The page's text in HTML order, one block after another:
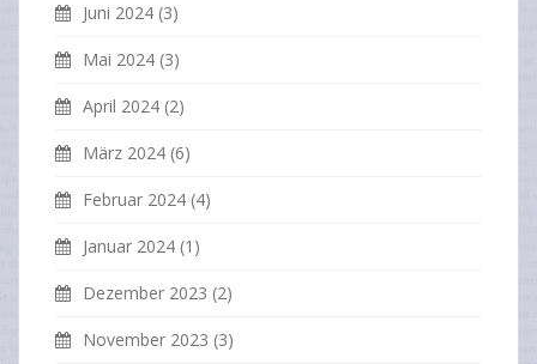
Juni 2024 (3)
Mai 2024 (3)
April 2024 (2)
März 2024 (6)
Februar 2024 (4)
Januar 2024 (1)
Dezember 2023 (2)
November 2023 (3)